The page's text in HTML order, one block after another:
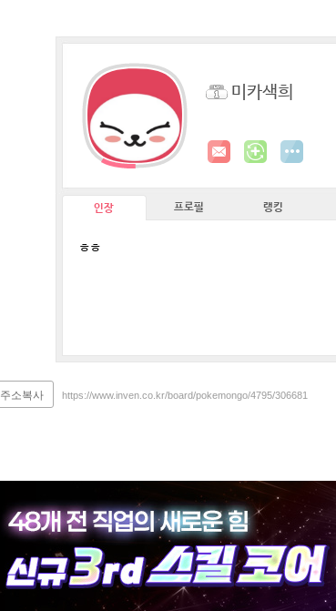
미카색희
인장 프로필 랭킹
ㅎㅎ
주소복사 https://www.inven.co.kr/board/pokemongo/4795/306681